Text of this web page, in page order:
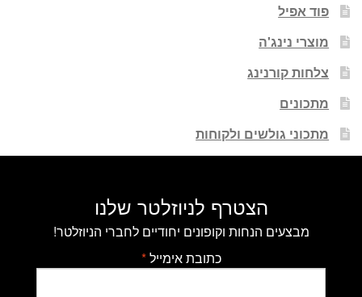
פוד אפיל
מוצרי נינג'ה
צלחות קורנינג
מתכונים
מתכוני גולשים ולקוחות
הצטרף לניוזלטר שלנו
מבצעים הנחות וקופונים יחודיים לחברי הניוזלטר!
כתובת אימייל*